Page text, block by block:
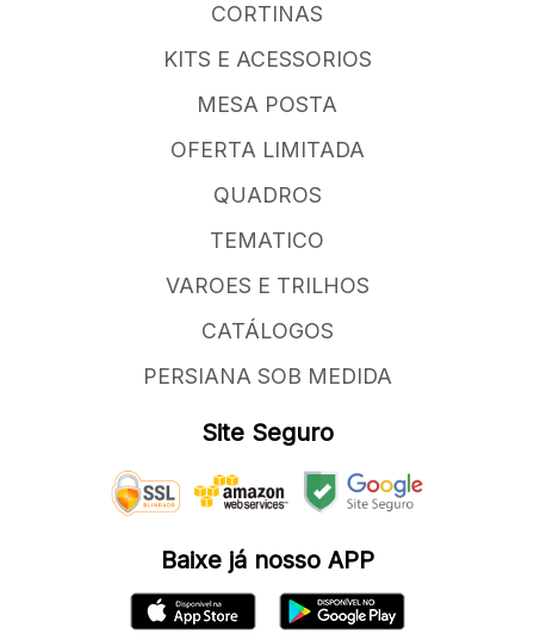
CORTINAS
KITS E ACESSORIOS
MESA POSTA
OFERTA LIMITADA
QUADROS
TEMATICO
VAROES E TRILHOS
CATÁLOGOS
PERSIANA SOB MEDIDA
Site Seguro
Baixe já nosso APP